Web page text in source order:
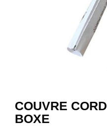
COUVRE
BOXE